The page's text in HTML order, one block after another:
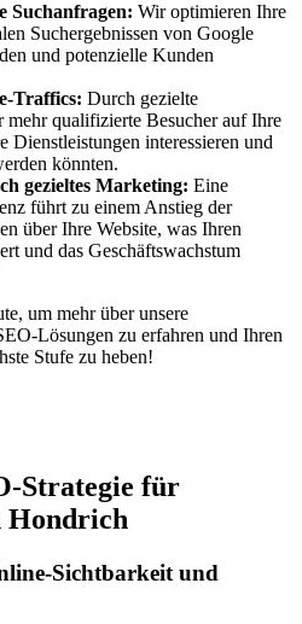
Suchanfragen: Wir optimieren Ihre
Suchergebnissen von Google
und potenzielle Kunden
Traffics: Durch gezielte
mehr qualifizierte Besucher auf Ihre
Dienstleistungen interessieren und
könnten.
gezieltes Marketing: Eine
führt zu einem Anstieg der
über Ihre Website, was Ihren
und das Geschäftswachstum
um mehr über unsere
Lösungen zu erfahren und Ihren
Stufe zu heben!
Strategie für
Hondrich
Sichtbarkeit und